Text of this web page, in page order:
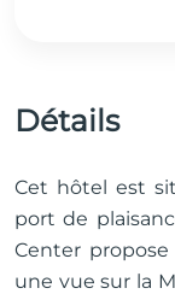
Détails
Cet hôtel est
port de
Center
une vue sur la